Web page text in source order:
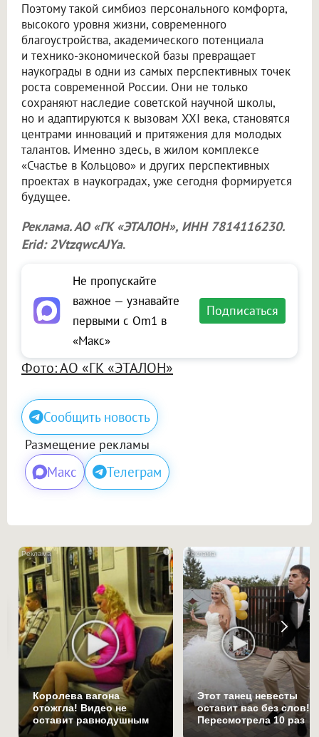
Поэтому такой симбиоз персонального комфорта,
высокого уровня жизни, современного
благоустройства, академического потенциала
и технико-экономической базы превращает
наукограды в одни из самых перспективных точек
роста современной России. Они не только
сохраняют наследие советской научной школы,
но и адаптируются к вызовам XXI века, становятся
центрами инноваций и притяжения для молодых
талантов. Именно здесь, в жилом комплексе
«Счастье в Кольцово» и других перспективных
проектах в наукоградах, уже сегодня формируется
будущее.
Реклама. АО «ГК «ЭТАЛОН», ИНН 7814116230.
Erid: 2VtzqwcAJYa.
Не пропускайте
важное — узнавайте
первыми с Om1 в
«Макс»
Подписаться
Фото: АО «ГК «ЭТАЛОН»
Сообщить новость
Размещение рекламы
Макс Телеграм
i
Королева вагона
отожгла! Видео не
оставит равнодушным
Этот танец невесты
оставит вас без слов!
Пересмотрела 10 раз